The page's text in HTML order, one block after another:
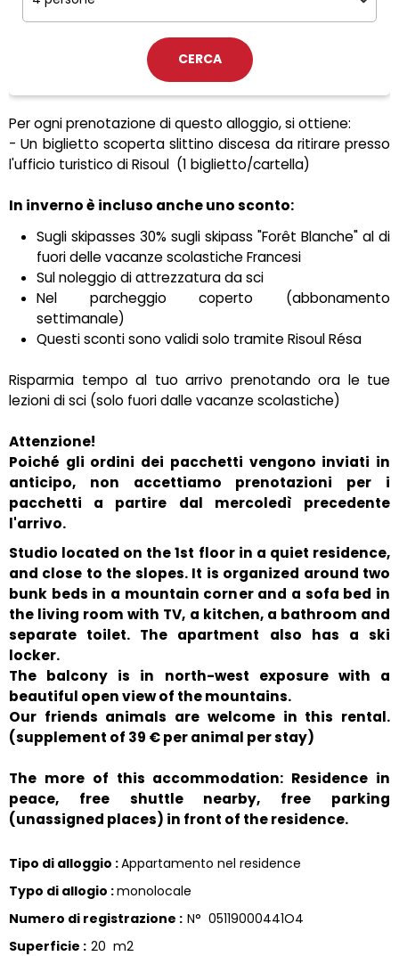
Per ogni prenotazione di questo alloggio, si ottiene:
- Un biglietto scoperta slittino discesa da ritirare presso
l'ufficio turistico di Risoul (1 biglietto/cartella)
In inverno è incluso anche uno sconto:
Sugli skipasses 30% sugli skipass "Forêt Blanche" al di
fuori delle vacanze scolastiche Francesi
Sul noleggio di attrezzatura da sci
Nel parcheggio coperto (abbonamento
settimanale)
Questi sconti sono validi solo tramite Risoul Résa
Risparmia tempo al tuo arrivo prenotando ora le tue
lezioni di sci (solo fuori dalle vacanze scolastiche)
Attenzione!
Poiché gli ordini dei pacchetti vengono inviati in
anticipo, non accettiamo prenotazioni per i
pacchetti a partire dal mercoledì precedente
l'arrivo.
Studio located on the 1st floor in a quiet residence,
and close to the slopes. It is organized around two
bunk beds in a mountain corner and a sofa bed in
the living room with TV, a kitchen, a bathroom and
separate toilet. The apartment also has a ski
locker.
The balcony is in north-west exposure with a
beautiful open view of the mountains.
Our friends animals are welcome in this rental.
(supplement of 39 € per animal per stay)
The more of this accommodation: Residence in
peace, free shuttle nearby, free parking
(unassigned places) in front of the residence.
Tipo di alloggio :Appartamento nel residence
Typo di allogio :monolocale
Numero di registrazione : N° 05119000441O4
Superficie : 20 m2